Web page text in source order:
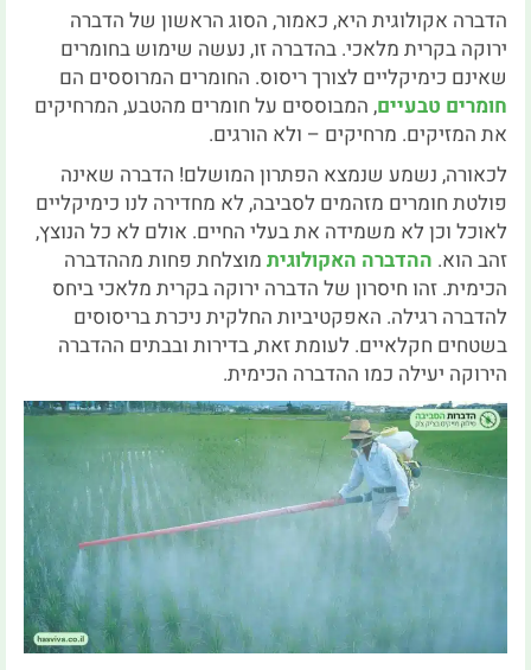
הדברה אקולוגית היא, כאמור, הסוג הראשון של הדברה
ירוקה בקרית מלאכי. בהדברה זו, נעשה שימוש בחומרים
שאינם כימיקליים לצורך ריסוס. החומרים המרוססים הם
חומרים טבעיים, המבוססים על חומרים מהטבע, המרחיקים
את המזיקים. מרחיקים – ולא הורגים.
לכאורה, נשמע שנמצא הפתרון המושלם! הדברה שאינה
פולטת חומרים מזהמים לסביבה, לא מחדירה לנו כימיקליים
לאוכל וכן לא משמידה את בעלי החיים. אולם לא כל הנוצץ,
זהב הוא. ההדברה האקולוגית מוצלחת פחות מההדברה
הכימית. זהו חיסרון של הדברה ירוקה בקרית מלאכי ביחס
להדברה רגילה. האפקטיביות החלקית ניכרת בריסוסים
בשטחים חקלאיים. לעומת זאת, בדירות ובבתים ההדברה
הירוקה יעילה כמו ההדברה הכימית.